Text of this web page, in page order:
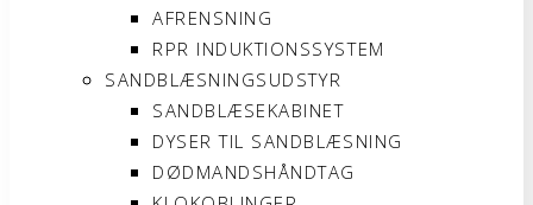
AFRENSNING
RPR INDUKTIONSSYSTEM
SANDBLÆSNINGSUDSTYR
SANDBLÆSEKABINET
DYSER TIL SANDBLÆSNING
DØDMANDSHÅNDTAG